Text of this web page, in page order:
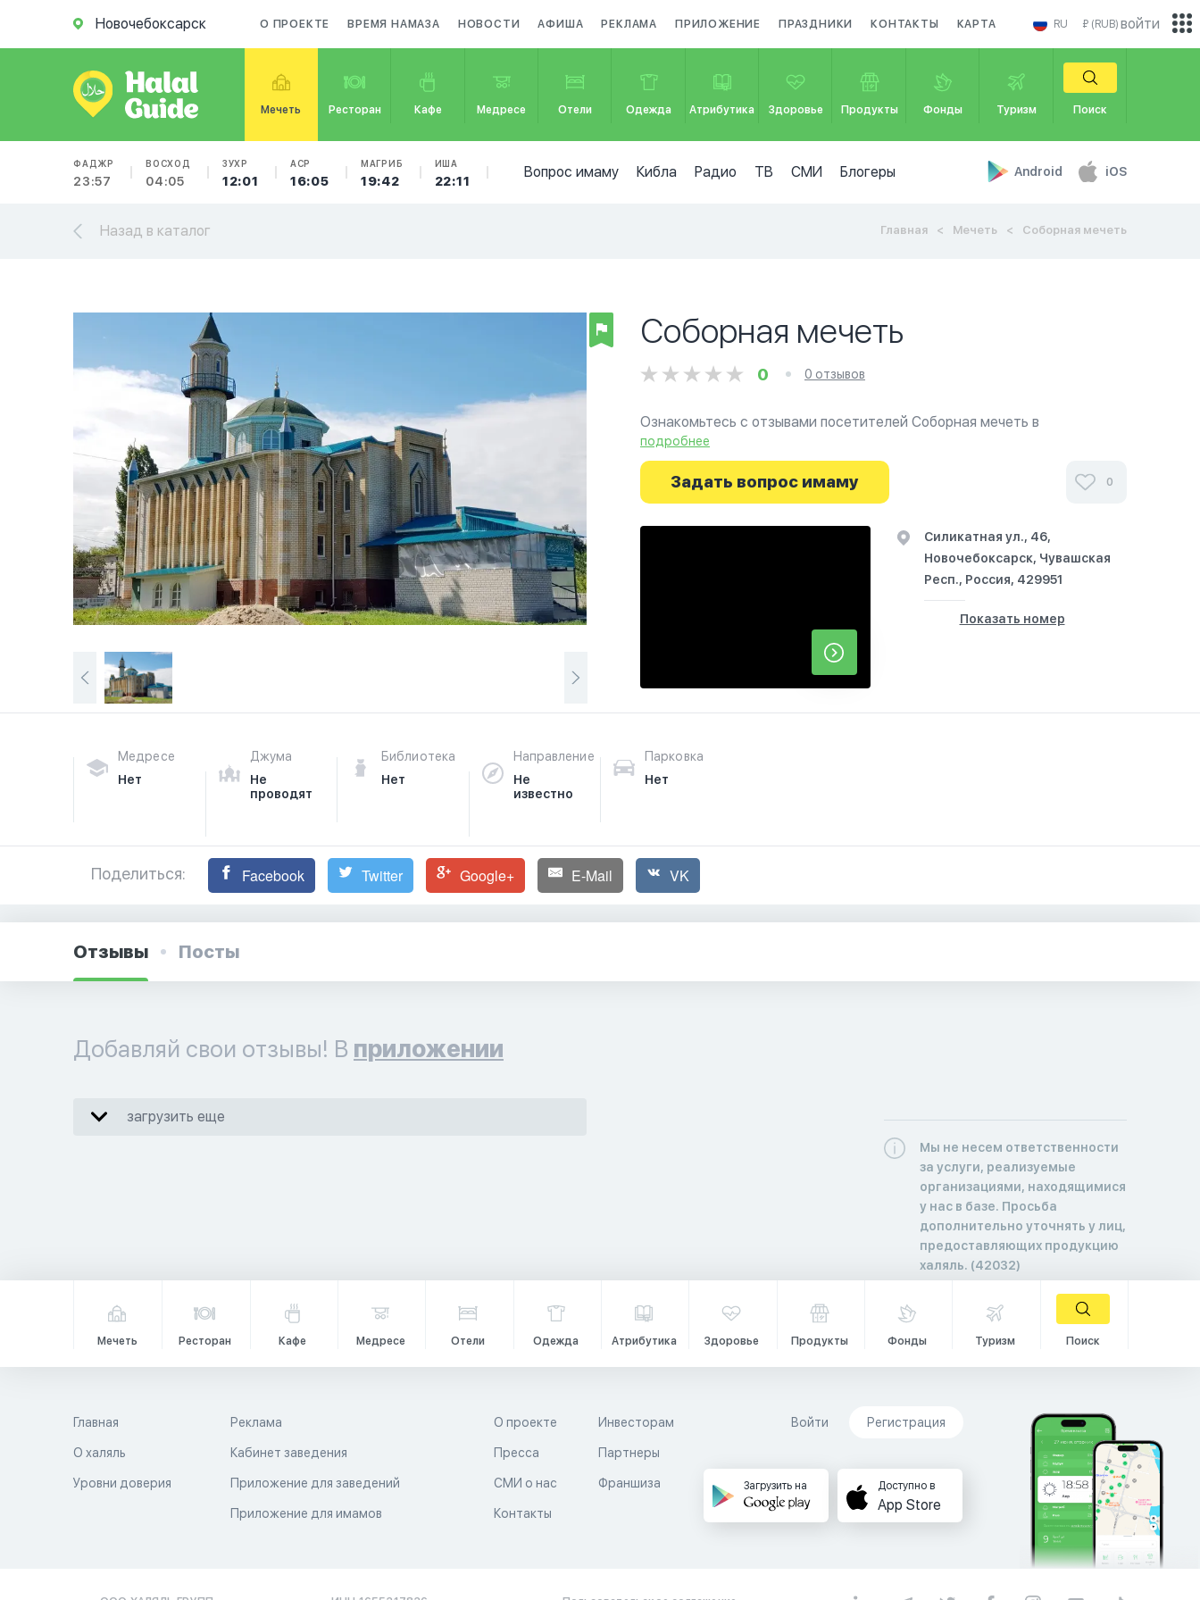
Новочебоксарск О ПРОЕКТЕ ВРЕМЯ НАМАЗА НОВОСТИ АФИША РЕКЛАМА ПРИЛОЖЕНИЕ ПРАЗДНИКИ КОНТАКТЫ КАРТА RU ₽ (RUB)
Мечеть Ресторан Кафе Медресе Отели Одежда Атрибутика Здоровье Продукты Фонды Туризм Поиск
ФАДЖР
23:57
ВОСХОД
04:05
ЗУХР
12:01
АСР
16:05
МАГРИБ
19:42
ИША
22:11
Вопрос имаму Кибла Радио ТВ СМИ Блогеры Android iOS
войти
Назад в каталог Главная Мечеть Соборная мечеть
Соборная мечеть
0 0 отзывов
Ознакомьтесь с отзывами посетителей Соборная мечеть в
г.Новочебоксарск на фотографиях и узнайте о часах работы. Ваше
духовное путешествие начинается здесь.
подробнее
Задать вопрос имаму 0
Силикатная ул., 46,
Новочебоксарск, Чувашская
Респ., Россия, 429951
Показать номер
Медресе
Нет
Джума
Не
проводят
Библиотека
Нет
Направление
Не
известно
Парковка
Нет
Поделиться: Facebook Twitter Google+ E-Mail VK
Отзывы Посты
Добавляй свои отзывы! В приложении
загрузить еще
Мы не несем ответственности
за услуги, реализуемые
организациями, находящимися
у нас в базе. Просьба
дополнительно уточнять у лиц,
предоставляющих продукцию
халяль. (42032)
Мечеть Ресторан Кафе Медресе Отели Одежда Атрибутика Здоровье Продукты Фонды Туризм Поиск
Главная
О халяль
Уровни доверия
Реклама
Кабинет заведения
Приложение для заведений
Приложение для имамов
О проекте
Пресса
СМИ о нас
Контакты
Инвесторам
Партнеры
Франшиза
Войти Регистрация
Загрузить на Доступно в
App Store